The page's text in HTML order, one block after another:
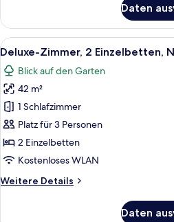
Zimmer,
1 King-
Bett,
Poolblick
Daten
Alle
Fotos
für
Deluxe-
Zimmer,
2 Einzelbetten,
Nichtraucher,
Terrasse
Ein
11
Deluxe-Zimmer, 2 Einzelbetten,
Blick auf den Garten
42 m²
1 Schlafzimmer
Platz für 3 Personen
2 Einzelbetten
Kostenloses WLAN
Weitere Details
Weitere
Daten